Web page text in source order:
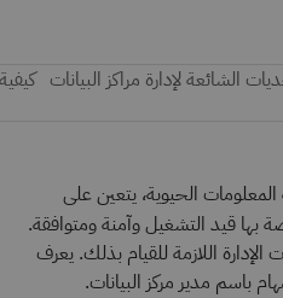
الحيوية، يتعين على
بها قيد التشغيل وآمنة ومتوافقة.
الإدارة اللازمة للقيام بذلك. يعرف
مدير مركز البيانات.